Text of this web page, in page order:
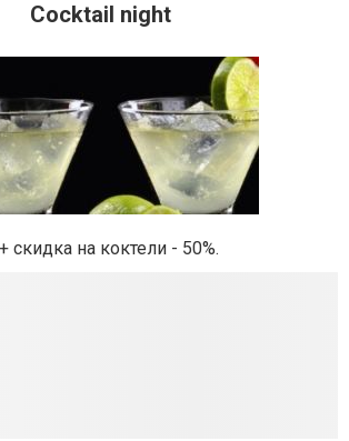
Cocktail night
на коктели - 50%.